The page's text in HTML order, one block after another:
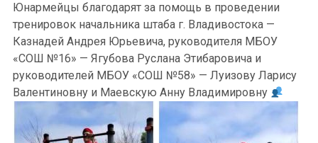
Юнармейцы благодарят за помощь в проведении
тренировок начальника штаба г. Владивостока —
Казнадей Андрея Юрьевича, руководителя МБОУ
«СОШ №16» — Ягубова Руслана Этибаровича и
руководителей МБОУ «СОШ №58» — Луизову Ларису
Валентиновну и Маевскую Анну Владимировну